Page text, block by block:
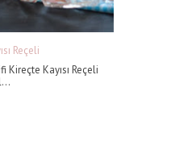
Reçeli
Kireçte Kayısı Reçeli